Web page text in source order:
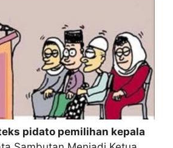
pidato pemilihan kepala